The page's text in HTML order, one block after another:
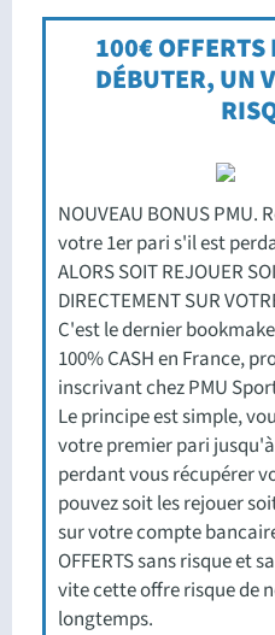
100€ OFFERTS
DÉBUTER, UN
NOUVEAU BONUS PMU.
votre 1er pari s'il est
ALORS SOIT REJOUER
DIRECTEMENT SUR
C'est le dernier
100% CASH en France,
inscrivant chez PMU
Le principe est simple,
votre premier pari
perdant vous récupérer
pouvez soit les rejouer
sur votre compte
OFFERTS sans risque et
vite cette offre risque de
longtemps.